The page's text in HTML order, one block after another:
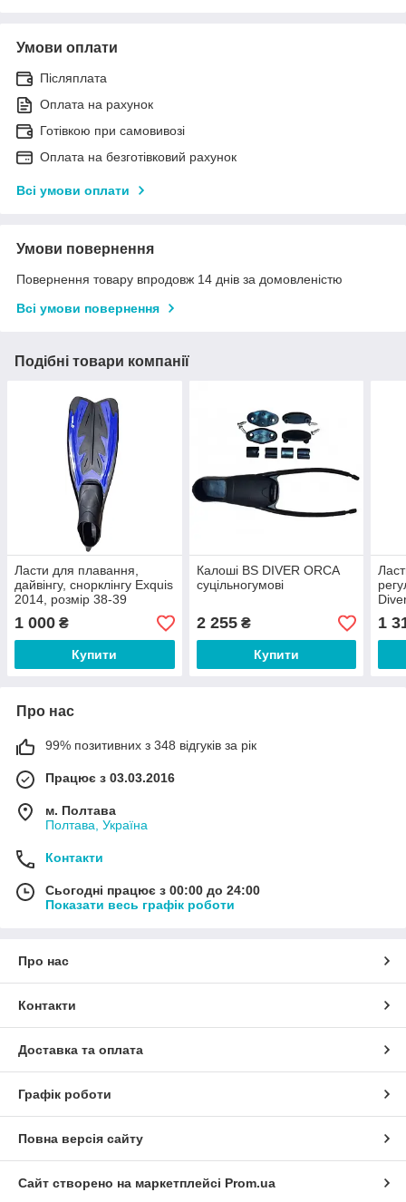
Умови оплати
Післяплата
Оплата на рахунок
Готівкою при самовивозі
Оплата на безготівковий рахунок
Всі умови оплати
Умови повернення
Повернення товару впродовж 14 днів за домовленістю
Всі умови повернення
Подібні товари компанії
Ласти для плавання,
дайвінгу, снорклінгу Exquis
2014, розмір 38-39
1 000 ₴
Купити
Калоші BS DIVER ORCA
суцільногумові
2 255₴
Купити
1
Про нас
99% позитивних з 348 відгуків за рік
Працює з 03.03.2016
м. Полтава
Полтава, Україна
Контакти
Сьогодні працює з 00:00 до 24:00
Показати весь графік роботи
Про нас
Контакти
Доставка та оплата
Графік роботи
Повна версія сайту
Сайт створено на маркетплейсі Prom.ua